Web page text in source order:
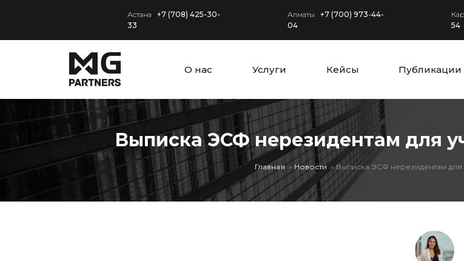
Астана
+7 (708) 425-30-
33
Алматы
+7 (700) 973-44-
04
54
О нас Услуги Кейсы Публикации
Выписка ЭСФ нерезидентам для
Главная Новости Выписка ЭСФ нерезидентам для